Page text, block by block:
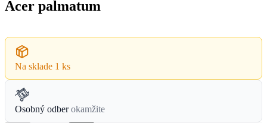
Acer palmatum
Na sklade 1 ks
Osobný odber okamžite